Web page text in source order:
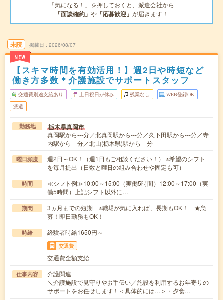
「気になる！」を押しておくと、派遣会社から
「面談確約」 や 「応募歓迎」 が届きます！
未読
NEW
掲載日 2026/08/07
【スキマ時間を有効活用！】週2日や時短など
働き方多数＊介護施設でサポートスタッフ
交通費別途支給あり 土日祝日が休み 残業なし WEB登録OK
派遣
勤務地 栃木県真岡市
真岡駅から---分／北真岡駅から---分／久下田駅から---分／寺
内駅から---分／北山(栃木県)駅から---分
曜日頻度
週2日～OK！（週1日もご相談ください！） ※希望のシフト
を毎月提出（日数と曜日の組み合わせや固定も可）
時間
≪シフト例≫10:00～15:00（実働5時間）12:00～17:00（実
働5時間）上記シフト以外に…
期間
3ヵ月までの短期 ※職場が気に入れば、長期もOK！ ★急
募！即日勤務もOK！
時給 経験者時給1650円～
交通費
交通費全額支給
仕事内容
介護関連
＼介護施設で見守りやお手伝い／施設を利用するお年寄りの
サポートをお任せします！＜具体的には…＞・夕食…